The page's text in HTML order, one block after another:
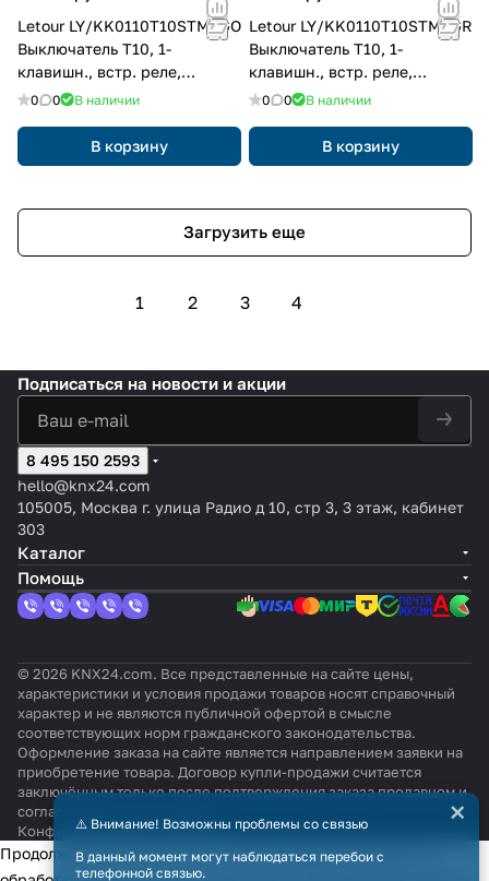
Letour LY/KK0110T10STMSGO
Выключатель Т10, 1-
клавишн., встр. реле,
металл, квадр., золотой
0 0 В наличии
В корзину
Letour LY/KK0110T10STMSGR
Выключатель Т10, 1-
клавишн., встр. реле,
металл, квадр., серый
0 0 В наличии
В корзину
Загрузить еще
1 2 3 4
Подписаться на новости и акции
8 495 150 2593
hello@knx24.com
105005, Москва г. улица Радио д 10, стр 3, 3 этаж, кабинет
303
Каталог
Помощь
© 2026 KNX24.com. Все представленные на сайте цены,
характеристики и условия продажи товаров носят справочный
характер и не являются публичной офертой в смысле
соответствующих норм гражданского законодательства.
Оформление заказа на сайте является направлением заявки на
приобретение товара. Договор купли-продажи считается
заключённым только после подтверждения заказа продавцом и
согласования всех условий.
КонфиденциальностьОферта
⚠️ Внимание! Возможны проблемы со связью
В данный момент могут наблюдаться перебои с
телефонной связью.
×
Продолжая использовать наш сайт, вы даёте согласие на